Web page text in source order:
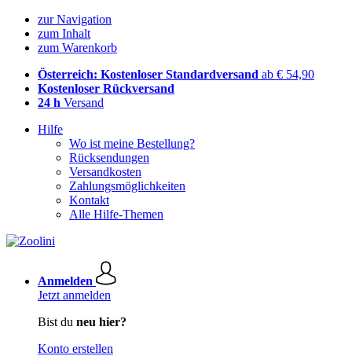
zur Navigation
zum Inhalt
zum Warenkorb
Österreich: Kostenloser Standardversand ab € 54,90
Kostenloser Rückversand
24 h Versand
Hilfe
Wo ist meine Bestellung?
Rücksendungen
Versandkosten
Zahlungsmöglichkeiten
Kontakt
Alle Hilfe-Themen
Anmelden
Jetzt anmelden
Bist du neu hier?
Konto erstellen